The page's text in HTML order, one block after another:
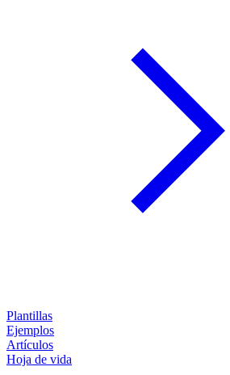
Plantillas
Ejemplos
Artículos
Hoja de vida